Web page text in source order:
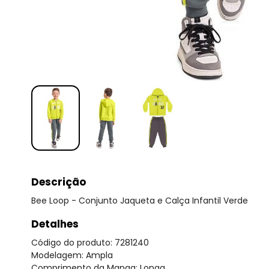
Descrição
Bee Loop - Conjunto Jaqueta e Calça Infantil Verde
Detalhes
Código do produto: 7281240
Modelagem: Ampla